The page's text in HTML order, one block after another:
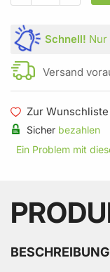
Schnell! Nur
Versand
Zur
Sicher bezahlen
Ein Problem mit
BESCHREIBUNG